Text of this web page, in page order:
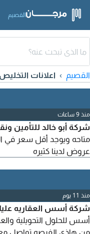
القصيم
القصيم اعلانات
منذ 9 ساعات
شركة أبو خالد للتأمين
متاحه ويوجد أقل سعر في
عروض لدينا كثيره
منذ 11 يوم
شركة أسس العقاريه
أسس للحلول التحويلية